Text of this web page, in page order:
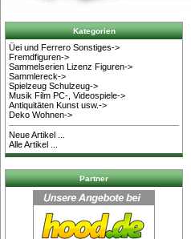
Kategorien
Üei und Ferrero Sonstiges->
Fremdfiguren->
Sammelserien Lizenz Figuren->
Sammlereck->
Spielzeug Schulzeug->
Musik Film PC-, Videospiele->
Antiquitäten Kunst usw.->
Deko Wohnen->
Neue Artikel ...
Alle Artikel ...
Partner